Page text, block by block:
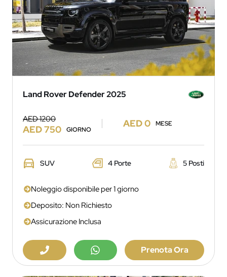
Land Rover Defender 2025
AED 1200
AED 750 GIORNO
AED 0 MESE
SUV 4 Porte 5 Posti
Noleggio disponibile per 1 giorno
Deposito: Non Richiesto
Assicurazione Inclusa
Prenota Ora